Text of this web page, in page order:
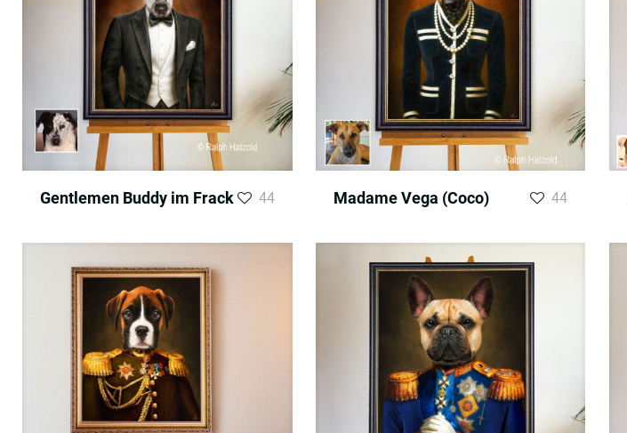
Gentlemen Buddy im Frack 44 Madame Vega (Coco) 44